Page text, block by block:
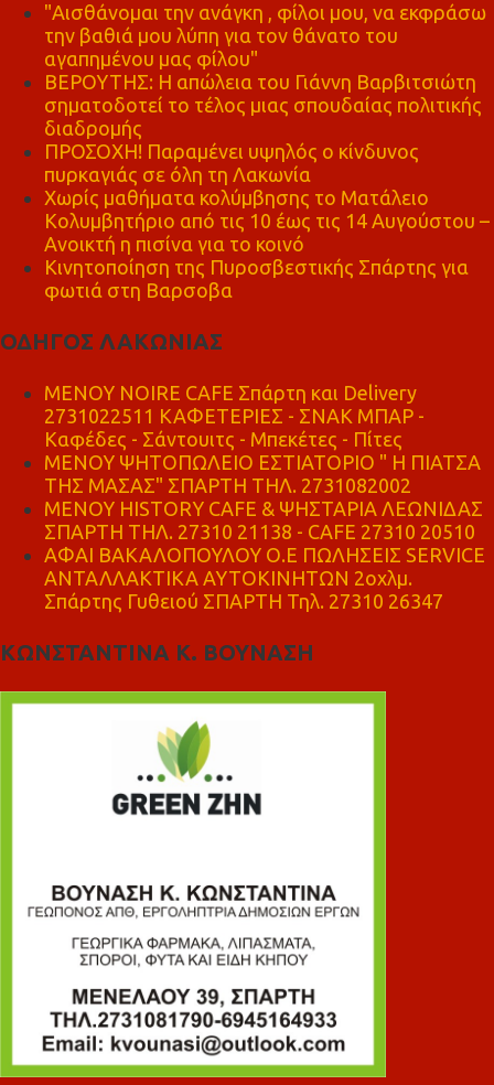
"Αισθάνομαι την ανάγκη , φίλοι μου, να εκφράσω
την βαθιά μου λύπη για τον θάνατο του
αγαπημένου μας φίλου"
ΒΕΡΟΥΤΗΣ: Η απώλεια του Γιάννη Βαρβιτσιώτη
σηματοδοτεί το τέλος μιας σπουδαίας πολιτικής
διαδρομής
ΠΡΟΣΟΧΗ! Παραμένει υψηλός ο κίνδυνος
πυρκαγιάς σε όλη τη Λακωνία
Χωρίς μαθήματα κολύμβησης το Ματάλειο
Κολυμβητήριο από τις 10 έως τις 14 Αυγούστου –
Ανοικτή η πισίνα για το κοινό
Κινητοποίηση της Πυροσβεστικής Σπάρτης για
φωτιά στη Βαρσοβα
ΟΔΗΓΟΣ ΛΑΚΩΝΙΑΣ
MENOY NOIRE CAFE Σπάρτη και Delivery
2731022511 ΚΑΦΕΤΕΡΙΕΣ - ΣΝΑΚ ΜΠΑΡ -
Καφέδες - Σάντουιτς - Μπεκέτες - Πίτες
ΜΕΝΟΥ ΨΗΤΟΠΩΛΕΙΟ ΕΣΤΙΑΤΟΡΙΟ " Η ΠΙΑΤΣΑ
ΤΗΣ ΜΑΣΑΣ" ΣΠΑΡΤΗ ΤΗΛ. 2731082002
ΜΕΝΟΥ HISTORY CAFE & ΨΗΣΤΑΡΙΑ ΛΕΩΝΙΔΑΣ
ΣΠΑΡΤΗ ΤΗΛ. 27310 21138 - CAFE 27310 20510
ΑΦΑΙ ΒΑΚΑΛΟΠΟΥΛΟΥ Ο.Ε ΠΩΛΗΣΕΙΣ SERVICE
ΑΝΤΑΛΛΑΚΤΙΚΑ ΑΥΤΟΚΙΝΗΤΩΝ 2οχλμ.
Σπάρτης Γυθειού ΣΠΑΡΤΗ Τηλ. 27310 26347
ΚΩΝΣΤΑΝΤΙΝΑ Κ. ΒΟΥΝΑΣΗ